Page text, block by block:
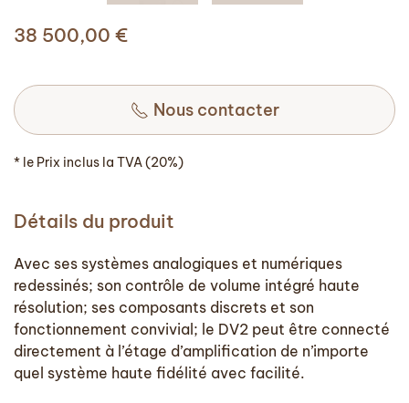
38 500,00 €
Nous contacter
* le Prix inclus la TVA (20%)
Détails du produit
Avec ses systèmes analogiques et numériques
redessinés; son contrôle de volume intégré haute
résolution; ses composants discrets et son
fonctionnement convivial; le DV2 peut être connecté
directement à l’étage d’amplification de n’importe
quel système haute fidélité avec facilité.